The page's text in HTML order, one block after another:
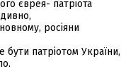
єврея- патріота
росіяни
патріотом України,